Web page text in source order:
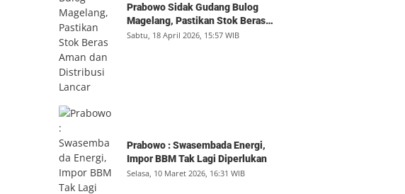
Prabowo Sidak Gudang Bulog
Magelang, Pastikan Stok Beras
Aman dan Distribusi Lancar
Sabtu, 18 April 2026, 15:57 WIB
Prabowo : Swasembada Energi,
Impor BBM Tak Lagi Diperlukan
Selasa, 10 Maret 2026, 16:31 WIB